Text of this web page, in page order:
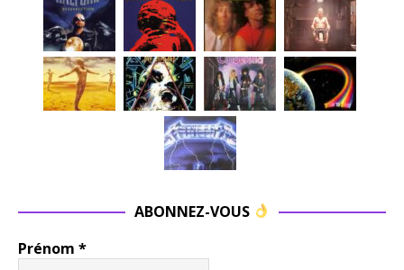
ABONNEZ-VOUS
Prénom *